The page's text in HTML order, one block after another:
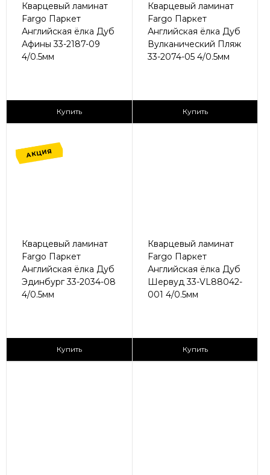
Кварцевый ламинат
Fargo Паркет
Английская ёлка Дуб
Афины 33-2187-09
4/0.5мм
2
Купить
Кварцевый ламинат
Fargo Паркет
Английская ёлка Дуб
Вулканический Пляж
33-2074-05 4/0.5мм
2
Купить
АКЦИЯ
Кварцевый ламинат
Fargo Паркет
Английская ёлка Дуб
Эдинбург 33-2034-08
4/0.5мм
2
Купить
Кварцевый ламинат
Fargo Паркет
Английская ёлка Дуб
Шервуд 33-VL88042-
001 4/0.5мм
2
Купить